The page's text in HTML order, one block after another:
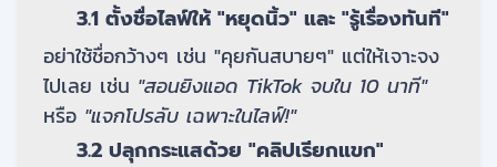
3.1 ตั้งชื่อไลฟ์ให้ "หยุดนิ้ว" และ "รู้เรื่องทันที"
อย่าใช้ชื่อกว้างๆ เช่น "คุยกันสบายๆ" แต่ให้เจาะจง
ไปเลย เช่น "สอนยิงแอด TikTok จบใน 10 นาที"
หรือ "แจกโปรลับ เฉพาะในไลฟ์!"
3.2 ปลุกกระแสด้วย "คลิปเรียกแขก"